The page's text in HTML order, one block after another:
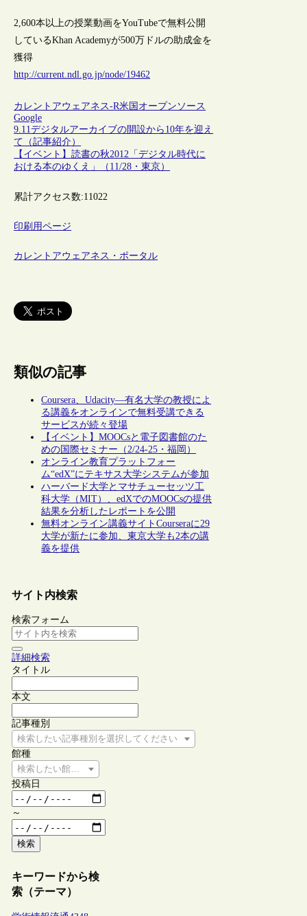
2,600本以上の授業動画をYouTubeで無料公開
しているKhan Academyが500万ドルの助成金を
獲得
http://current.ndl.go.jp/node/19462
カレントアウェアネス-R米国 オープンソース
Google
9.11デジタルアーカイブの開設から10年を迎え
て（記事紹介）
【イベント】読書の秋2012「デジタル時代に
おける本のゆくえ」（11/28・東京）
累計アクセス数:11022
印刷用ページ
カレントアウェアネス・ポータル
類似の記事
Coursera、Udacity―有名大学の教授によ
る講義をオンラインで無料受講できる
サービスが続々登場
【イベント】MOOCsと電子図書館のた
めの国際セミナー（2/24-25・福岡）
オンライン教育プラットフォー
ム“edX”にテキサス大学システムが参加
ハーバード大学とマサチューセッツ工
科大学（MIT）、edXでのMOOCsの提供
結果を分析したレポートを公開
無料オンライン講義サイトCourseraに29
大学が新たに参加、東京大学も2本の講
義を提供
サイト内検索
検索フォーム
詳細検索
タイトル
本文
記事種別
検索したい記事種別を選択してください
館種
検索したい館種を選択してください
投稿日
～
検索
キーワードから検
索（テーマ）